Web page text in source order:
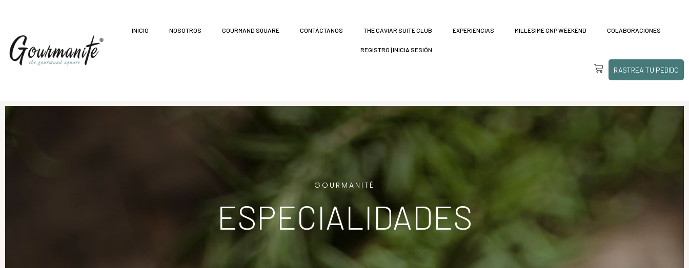
INICIO NOSOTROS GOURMAND SQUARE CONTÁCTANOS THE CAVIAR SUITE CLUB EXPERIENCIAS MILLESIME GNP WEEKEND COLABORACIONES
REGISTRO | INICIA SESIÓN
RASTREA TU PEDIDO
GOURMANITÉ
ESPECIALIDADES